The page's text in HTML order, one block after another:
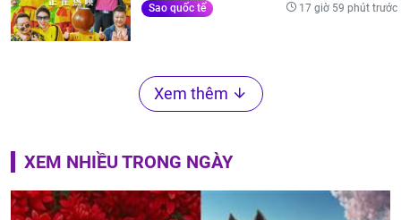
Sao quốc tế 17 giờ 59 phút trước
Xem thêm
XEM NHIỀU TRONG NGÀY